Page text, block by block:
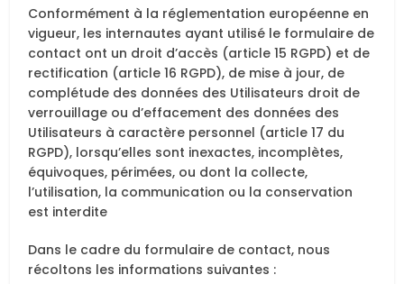
Conformément à la réglementation européenne en
vigueur, les internautes ayant utilisé le formulaire de
contact ont un droit d’accès (article 15 RGPD) et de
rectification (article 16 RGPD), de mise à jour, de
complétude des données des Utilisateurs droit de
verrouillage ou d’effacement des données des
Utilisateurs à caractère personnel (article 17 du
RGPD), lorsqu’elles sont inexactes, incomplètes,
équivoques, périmées, ou dont la collecte,
l’utilisation, la communication ou la conservation
est interdite
Dans le cadre du formulaire de contact, nous
récoltons les informations suivantes :